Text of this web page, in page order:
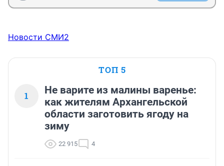
Новости СМИ2
ТОП 5
1
Не варите из малины варенье:
как жителям Архангельской
области заготовить ягоду на
зиму
22 915 4